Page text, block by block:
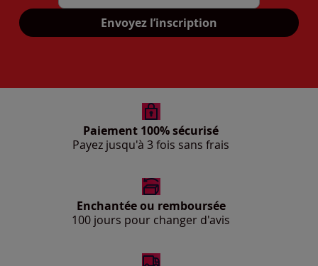
Mon adresse mail
Envoyez l’inscription
Paiement 100% sécurisé
Payez jusqu'à 3 fois sans frais
Enchantée ou remboursée
100 jours pour changer d'avis